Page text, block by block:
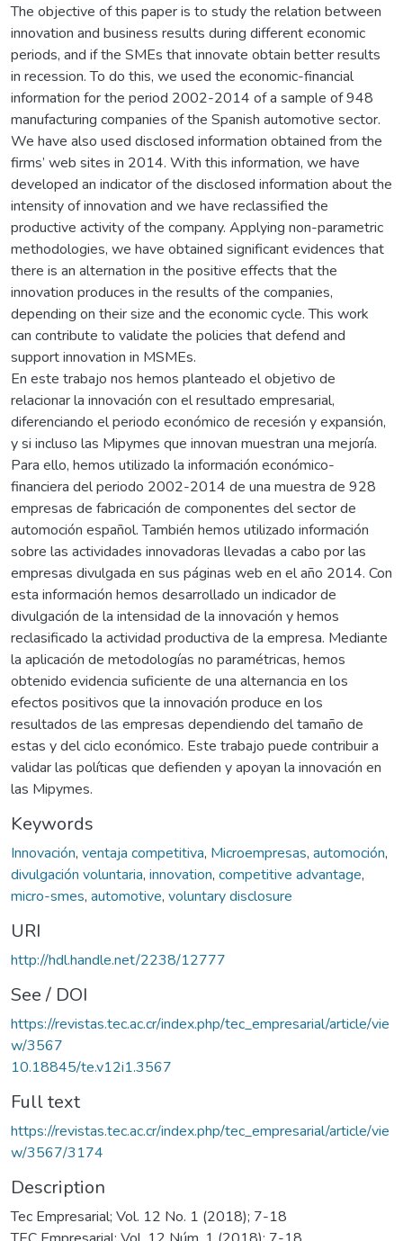
The objective of this paper is to study the relation between
innovation and business results during different economic
periods, and if the SMEs that innovate obtain better results
in recession. To do this, we used the economic-financial
information for the period 2002-2014 of a sample of 948
manufacturing companies of the Spanish automotive sector.
We have also used disclosed information obtained from the
firms’ web sites in 2014. With this information, we have
developed an indicator of the disclosed information about the
intensity of innovation and we have reclassified the
productive activity of the company. Applying non-parametric
methodologies, we have obtained significant evidences that
there is an alternation in the positive effects that the
innovation produces in the results of the companies,
depending on their size and the economic cycle. This work
can contribute to validate the policies that defend and
support innovation in MSMEs.
En este trabajo nos hemos planteado el objetivo de
relacionar la innovación con el resultado empresarial,
diferenciando el periodo económico de recesión y expansión,
y si incluso las Mipymes que innovan muestran una mejoría.
Para ello, hemos utilizado la información económico-
financiera del periodo 2002-2014 de una muestra de 928
empresas de fabricación de componentes del sector de
automoción español. También hemos utilizado información
sobre las actividades innovadoras llevadas a cabo por las
empresas divulgada en sus páginas web en el año 2014. Con
esta información hemos desarrollado un indicador de
divulgación de la intensidad de la innovación y hemos
reclasificado la actividad productiva de la empresa. Mediante
la aplicación de metodologías no paramétricas, hemos
obtenido evidencia suficiente de una alternancia en los
efectos positivos que la innovación produce en los
resultados de las empresas dependiendo del tamaño de
estas y del ciclo económico. Este trabajo puede contribuir a
validar las políticas que defienden y apoyan la innovación en
las Mipymes.
Keywords
Innovación, ventaja competitiva, Microempresas, automoción,
divulgación voluntaria, innovation, competitive advantage,
micro-smes, automotive, voluntary disclosure
URI
http://hdl.handle.net/2238/12777
See / DOI
https://revistas.tec.ac.cr/index.php/tec_empresarial/article/vie
w/3567
10.18845/te.v12i1.3567
Full text
https://revistas.tec.ac.cr/index.php/tec_empresarial/article/vie
w/3567/3174
Description
Tec Empresarial; Vol. 12 No. 1 (2018); 7-18